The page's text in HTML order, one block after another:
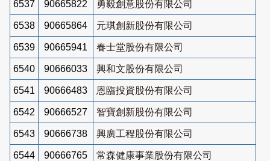
6537 90665822 勇毅創意股份有限公司
6538 90665864 元琪創新股份有限公司
6539 90665941 春士堂股份有限公司
6540 90666033 興和文股份有限公司
6541 90666483 恩臨投資股份有限公司
6542 90666527 智寶創新股份有限公司
6543 90666738 興廣工程股份有限公司
6544 90666765 常森健康事業股份有限公司